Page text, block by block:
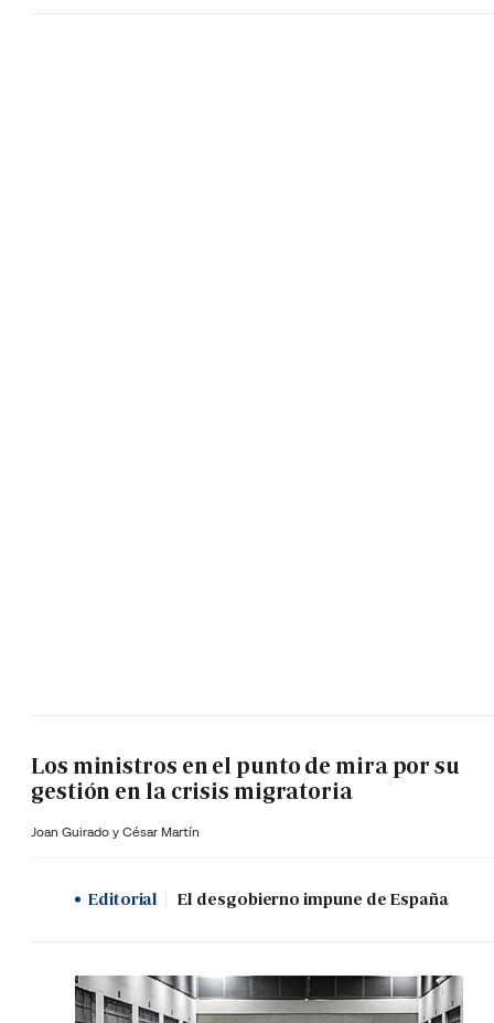
Los ministros en el punto de mira por su
gestión en la crisis migratoria
Joan Guirado y César Martín
Editorial El desgobierno impune de España